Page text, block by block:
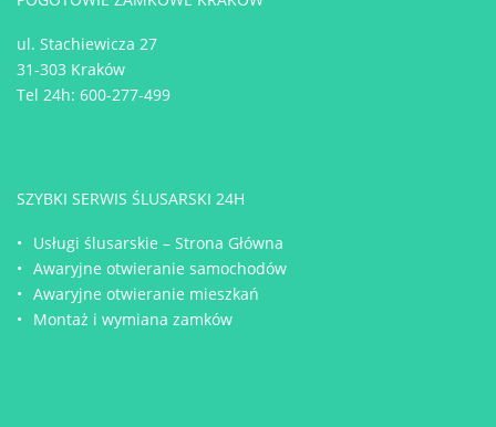
ul. Stachiewicza 27
31-303 Kraków
Tel 24h: 600-277-499
SZYBKI SERWIS ŚLUSARSKI 24H
Usługi ślusarskie – Strona Główna
Awaryjne otwieranie samochodów
Awaryjne otwieranie mieszkań
Montaż i wymiana zamków